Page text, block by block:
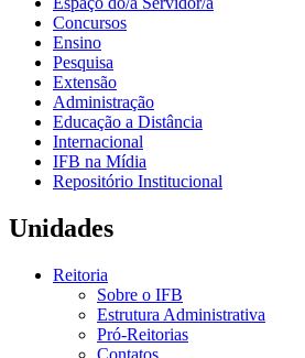
Concursos
Ensino
Pesquisa
Extensão
Administração
Educação a Distância
Internacional
IFB na Mídia
Repositório Institucional
Unidades
Reitoria
Sobre o IFB
Estrutura Administrativa
Pró-Reitorias
Contatos